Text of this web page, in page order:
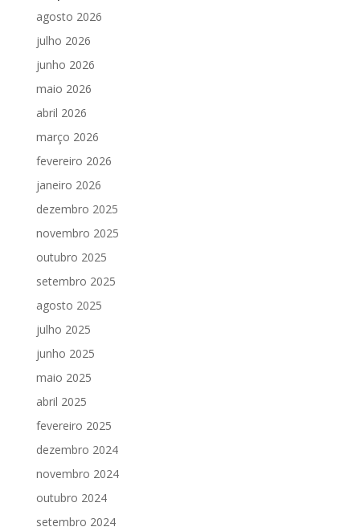
agosto 2026
julho 2026
junho 2026
maio 2026
abril 2026
março 2026
fevereiro 2026
janeiro 2026
dezembro 2025
novembro 2025
outubro 2025
setembro 2025
agosto 2025
julho 2025
junho 2025
maio 2025
abril 2025
fevereiro 2025
dezembro 2024
novembro 2024
outubro 2024
setembro 2024